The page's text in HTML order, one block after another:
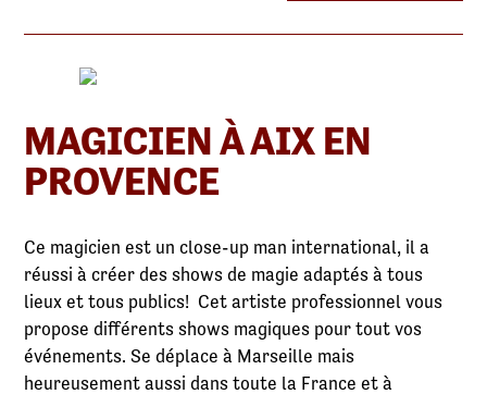
MAGICIEN À AIX EN
PROVENCE
Ce magicien est un close-up man international, il a
réussi à créer des shows de magie adaptés à tous
lieux et tous publics! Cet artiste professionnel vous
propose différents shows magiques pour tout vos
événements. Se déplace à Marseille mais
heureusement aussi dans toute la France et à